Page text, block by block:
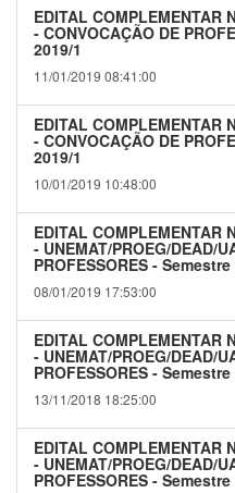
EDITAL COMPLEMENTAR
- CONVOCAÇÃO DE
2019/1
11/01/2019 08:41:00
EDITAL COMPLEMENTAR
- CONVOCAÇÃO DE
2019/1
10/01/2019 10:48:00
EDITAL COMPLEMENTAR
- UNEMAT/PROEG/DEAD/
PROFESSORES -
08/01/2019 17:53:00
EDITAL COMPLEMENTAR
- UNEMAT/PROEG/DEAD/
PROFESSORES -
13/11/2018 18:25:00
EDITAL COMPLEMENTAR
- UNEMAT/PROEG/DEAD/
PROFESSORES -